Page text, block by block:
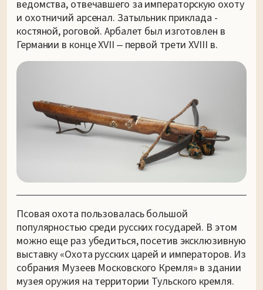
ведомства, отвечавшего за императорскую охоту
и охотничий арсенал. Затыльник приклада -
костяной, роговой. Арбалет был изготовлен в
Германии в конце XVII ‒ первой трети XVIII в.
Псовая охота пользовалась большой
популярностью среди русских государей. В этом
можно еще раз убедиться, посетив эксклюзивную
выставку «Охота русских царей и императоров. Из
собрания Музеев Московского Кремля» в здании
музея оружия на территории Тульского кремля.